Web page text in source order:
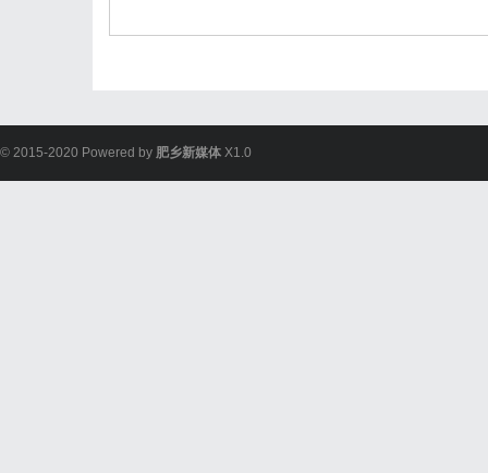
© 2015-2020 Powered by 肥乡新媒体 X1.0